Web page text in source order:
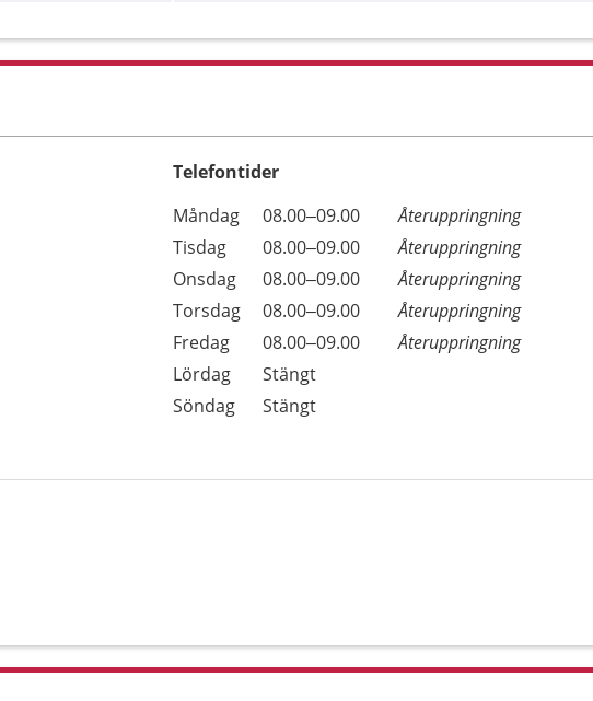
Telefontider
Dag
Öppettider
Kommentarer
Måndag 08.00–09.00
Återuppringning
Tisdag
08.00–09.00
Återuppringning
Onsdag
08.00–09.00
Återuppringning
Torsdag
08.00–09.00
Återuppringning
Fredag
08.00–09.00
Återuppringning
Lördag
Stängt
Söndag
Stängt